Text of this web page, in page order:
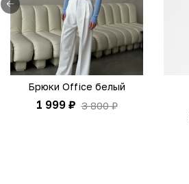
Брюки Office белый
1 999 ₽ 3 800 ₽